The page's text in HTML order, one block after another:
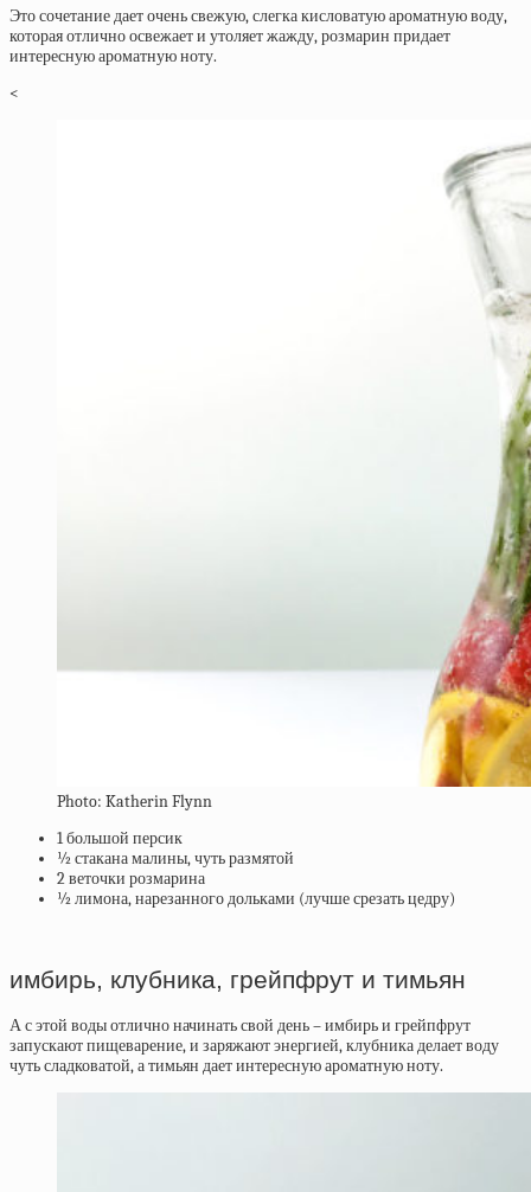
Это сочетание дает очень свежую, слегка кисловатую ароматную воду,
которая отлично освежает и утоляет жажду, розмарин придает
интересную ароматную ноту.
<
Photo: Katherin Flynn
1 большой персик
½ стакана малины, чуть размятой
2 веточки розмарина
½ лимона, нарезанного дольками (лучше срезать цедру)
имбирь, клубника, грейпфрут и тимьян
А с этой воды отлично начинать свой день – имбирь и грейпфрут
запускают пищеварение, и заряжают энергией, клубника делает воду
чуть сладковатой, а тимьян дает интересную ароматную ноту.